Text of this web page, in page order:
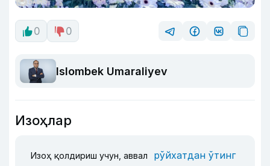
0 0
Islombek Umaraliyev
Изоҳлар
Изоҳ қолдириш учун, аввал рўйхатдан ўтинг